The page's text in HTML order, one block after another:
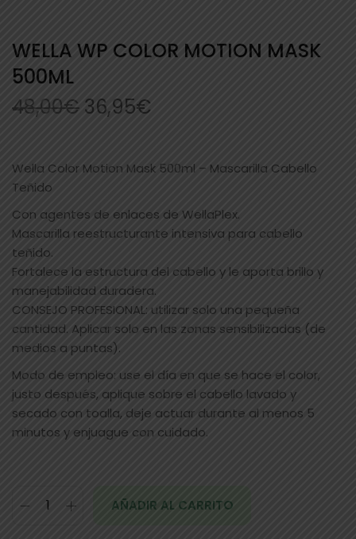
WELLA WP COLOR MOTION MASK
500ML
48,00€ 36,95€
Wella Color Motion Mask 500ml – Mascarilla Cabello
Teñido
Con agentes de enlaces de WellaPlex.
Mascarilla reestructurante intensiva para cabello
teñido.
Fortalece la estructura del cabello y le aporta brillo y
manejabilidad duradera.
CONSEJO PROFESIONAL: utilizar solo una pequeña
cantidad. Aplicar solo en las zonas sensibilizadas (de
medios a puntas).
Modo de empleo: use el día en que se hace el color,
justo después, aplique sobre el cabello lavado y
secado con toalla, deje actuar durante al menos 5
minutos y enjuague con cuidado.
AÑADIR AL CARRITO